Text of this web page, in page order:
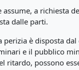
a richiesta
dalle parti.
è disposta
e il pubblico
possono